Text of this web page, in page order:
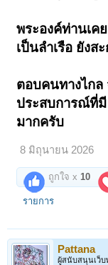
พระองค์ท่านเค
เป็นลำเรือ ยังส
ตอบคนทางไกล
ประสบการณ์ที่
มากครับ
8 มิถุนายน 2026
ถูกใจ x 10
รายการ
Pattana
ผู้สนับสนุนเว็บ